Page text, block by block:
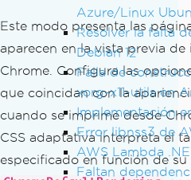
Azure/Linux
Resolver la falta
Debian 12
Falla de
xorg-x11-utils en
Implementación
Error libnss3 de
AWS Lambda
Faltan
Este modo presenta las
aparecen en la vista previa
Chrome. Configura las
que coincidan con la
cuando se imprime desde
CSS adaptativa interpreta el
especificado en función de